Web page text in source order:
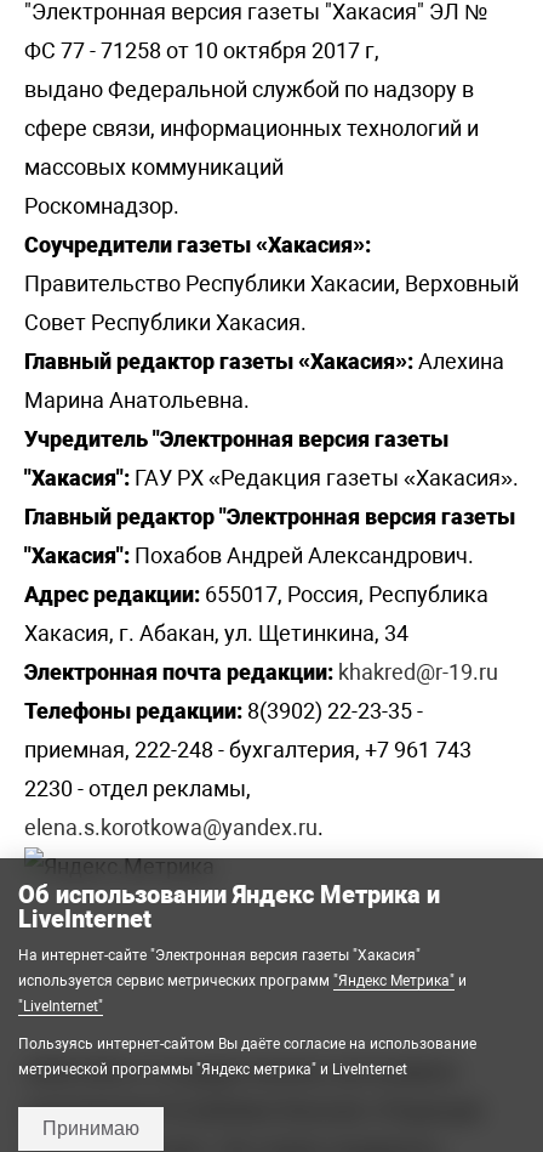
"Электронная версия газеты "Хакасия" ЭЛ №
ФС 77 - 71258 от 10 октября 2017 г,
выдано Федеральной службой по надзору в
сфере связи, информационных технологий и
массовых коммуникаций
Роскомнадзор.
Соучредители газеты «Хакасия»:
Правительство Республики Хакасии, Верховный
Совет Республики Хакасия.
Главный редактор газеты «Хакасия»:Алехина
Марина Анатольевна.
Учредитель "Электронная версия газеты
"Хакасия": ГАУ РХ «Редакция газеты «Хакасия».
Главный редактор "Электронная версия газеты
"Хакасия": Похабов Андрей Александрович.
Адрес редакции: 655017, Россия, Республика
Хакасия, г. Абакан, ул. Щетинкина, 34
Электронная почта редакции: khakred@r-19.ru
Телефоны редакции: 8(3902) 22-23-35 -
приемная, 222-248 - бухгалтерия, +7 961 743
2230 - отдел рекламы,
elena.s.korotkowa@yandex.ru.
2008-2026 © Государственное автономное
учреждение Республики Хакасия «Редакция
Об использовании Яндекс Метрика и
LiveInternet
На интернет-сайте "Электронная версия газеты "Хакасия"
используется сервис метрических программ "Яндекс Метрика" и
"LiveInternet"
Пользуясь интернет-сайтом Вы даёте согласие на использование
метрической программы "Яндекс метрика" и LiveInternet
Принимаю